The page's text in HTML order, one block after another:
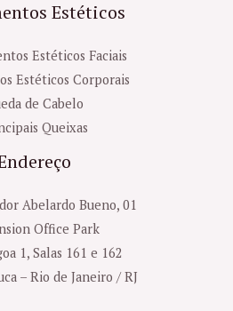
Estéticos
Estéticos Faciais
Estéticos Corporais
de Cabelo
Queixas
Abelardo Bueno, 01
Office Park
1, Salas 161 e 162
– Rio de Janeiro / RJ